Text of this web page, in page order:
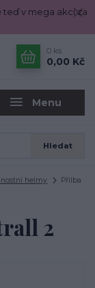
teď v mega akci za
Menu
Hledat
0 ks
0,00 Kč
helmy
Přilba
2